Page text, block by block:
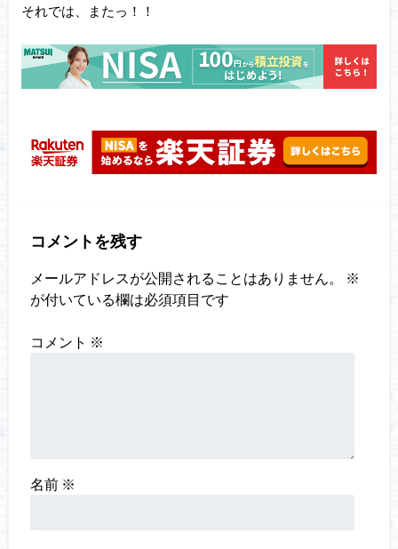
それでは、またっ！！
コメントを残す
メールアドレスが公開されることはありません。
※
が付いている欄は必須項目です
コメント ※
名前 ※